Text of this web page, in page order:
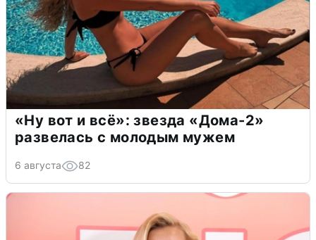
«Ну вот и всё»: звезда «Дома-2»
развелась с молодым мужем
6 августа 82